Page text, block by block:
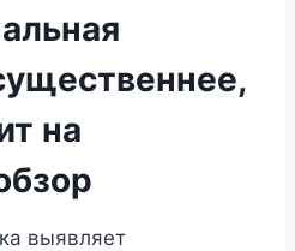
на
выявляет